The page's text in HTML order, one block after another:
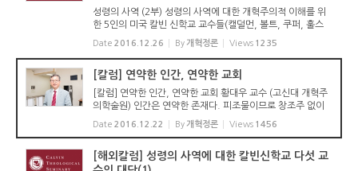
성령의 사역 (2부) 성령의 사역에 대한 개혁주의적 이해를 위
한 5인의 미국 칼빈 신학교 교수들(캘덜먼, 볼트, 쿠퍼, 훌스
터, 스미스)의 대담[2] 번역: 태동열 (미국 칼빈 신학교 조직신
학 박사과정 중) 캘덜먼: 좀더 세계적인 관점에서 성령의 권능
에 대해 ...
Date 2016.12.26 By 개혁정론 Views 1235
[칼럼] 연약한 인간, 연약한 교회
[칼럼] 연약한 인간, 연약한 교회 황대우 교수 (고신대 개혁주
의학술원) 인간은 연약한 존재다. 피조물이므로 창조주 없이
는 살 수 없는 연약한 존재다. 마지막 피조물이므로 이전의 피
조물 없이는 살 수 없는 연약한 존재다. 타락한 죄인이므로 죄
Date 2016.12.22 By 개혁정론 Views 1456
[해외칼럼] 성령의 사역에 대한 칼빈신학교 다섯 교